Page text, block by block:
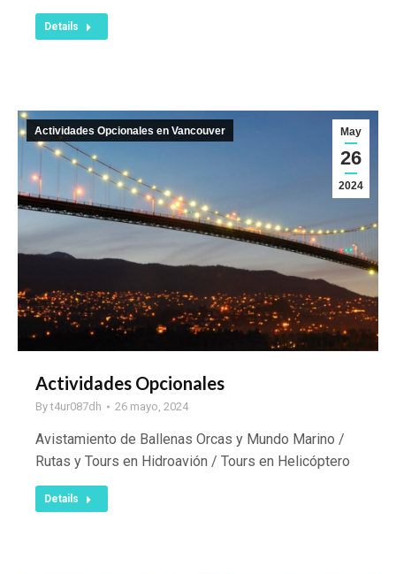
Details
May
26
2024
Actividades Opcionales en Vancouver
Actividades Opcionales
Byt4ur087dh 26 mayo, 2024
Avistamiento de Ballenas Orcas y Mundo Marino /
Rutas y Tours en Hidroavión / Tours en Helicóptero
Details